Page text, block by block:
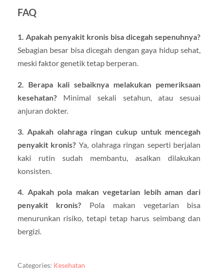
FAQ
1. Apakah penyakit kronis bisa dicegah sepenuhnya?
Sebagian besar bisa dicegah dengan gaya hidup sehat,
meski faktor genetik tetap berperan.
2. Berapa kali sebaiknya melakukan pemeriksaan
kesehatan?Minimal sekali setahun, atau sesuai
anjuran dokter.
3. Apakah olahraga ringan cukup untuk mencegah
penyakit kronis? Ya, olahraga ringan seperti berjalan
kaki rutin sudah membantu, asalkan dilakukan
konsisten.
4. Apakah pola makan vegetarian lebih aman dari
penyakit kronis? Pola makan vegetarian bisa
menurunkan risiko, tetapi tetap harus seimbang dan
bergizi.
Categories: Kesehatan